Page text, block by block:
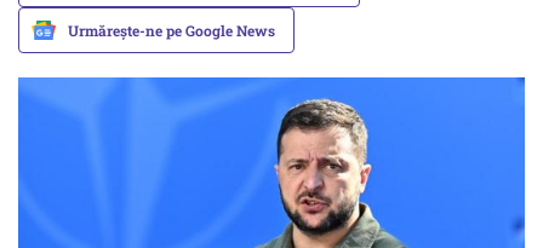
Urmărește-ne pe Google News